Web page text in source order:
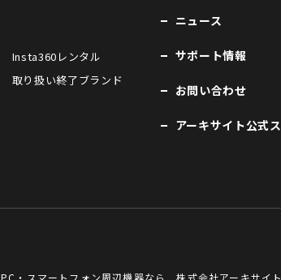
Insta360レンタル
取り扱い終了ブランド
ニュース
サポート情報
お問い合わせ
アーキサイト公式
PC・スマートフォン周辺機器なら 株式会社アーキサイト